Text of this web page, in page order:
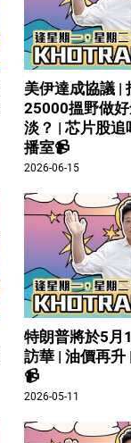
美伊達成協議 |
25000搵野做
淡？ | 芯片股追
播室📹
2026-06-15
特朗普將於5月
訪華 | 油價再升
📹
2026-05-11